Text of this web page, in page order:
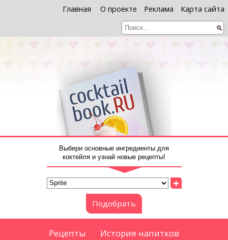
Главная О проекте Реклама Карта сайта
Выбери основные ингредиенты для
коктейля и узнай новые рецепты!
+
Подобрать
Рецепты
История напитков